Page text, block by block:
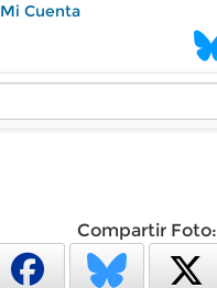
Mi Cuenta
Compartir Foto: